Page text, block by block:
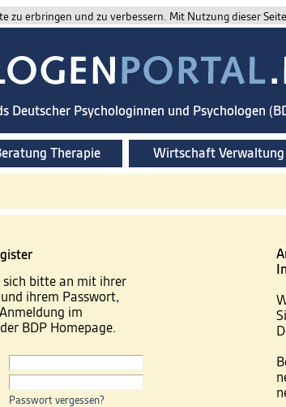
zu erbringen und zu verbessern. Mit Nutzung dieser
Deutscher Psychologinnen und Psychologen
Therapie Wirtschaft
bitte an mit ihrer
ihrem Passwort,
im
BDP Homepage.
Passwort vergessen?